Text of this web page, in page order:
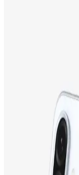
Apple iPhone 17
Özellikler ve
İki popüler iPhone
ekran, kamera, batarya
kullanıcı yorumlarıyla
Samsung
ve Gelişmiş
Samsung Galaxy
güçlü bataryası ve
bir akıllı telefon
Tecno Camon 19
Karşılaştırması: